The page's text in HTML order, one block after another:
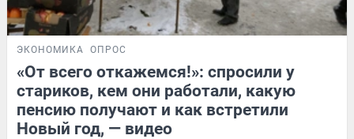
ЭКОНОМИКА ОПРОС
«От всего откажемся!»: спросили у
стариков, кем они работали, какую
пенсию получают и как встретили
Новый год, — видео